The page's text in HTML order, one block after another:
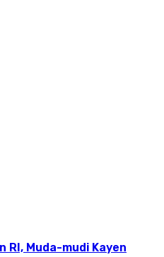
RI, Muda-mudi Kayen